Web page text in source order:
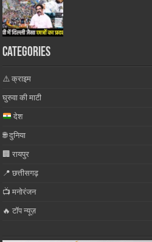
Categories
⚠️ क्राइम
घुरुवा की माटी
देश
🌐 दुनिया
🏢 रायपुर
📍 छत्तीसगढ़
📺 मनोरंजन
🔥 टॉप न्यूज़